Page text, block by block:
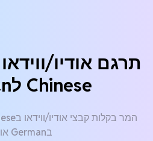
Chinese לGerman
בGerman אונליין